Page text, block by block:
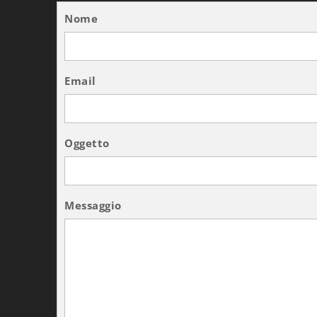
Nome
Email
Oggetto
Messaggio